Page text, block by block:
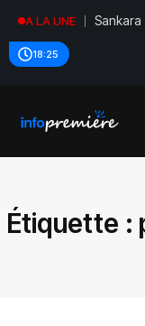
A LA UNE
Sankara
18:25
Étiquette :